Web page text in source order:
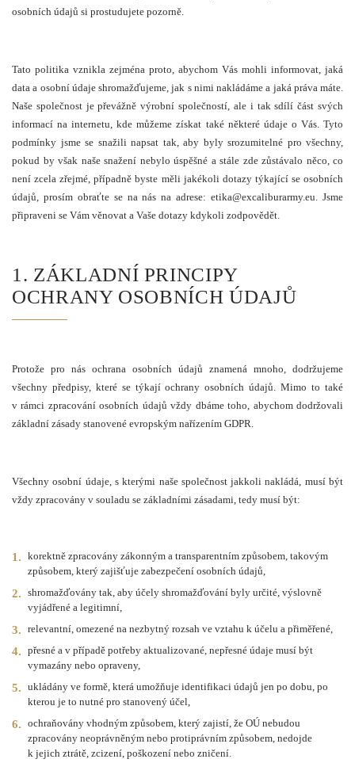
osobních údajů si prostudujete pozorně.
Tato politika vznikla zejména proto, abychom Vás mohli informovat, jaká
data a osobní údaje shromažďujeme, jak s nimi nakládáme a jaká práva máte.
Naše společnost je převážně výrobní společností, ale i tak sdílí část svých
informací na internetu, kde můžeme získat také některé údaje o Vás. Tyto
podmínky jsme se snažili napsat tak, aby byly srozumitelné pro všechny,
pokud by však naše snažení nebylo úspěšné a stále zde zůstávalo něco, co
není zcela zřejmé, případně byste měli jakékoli dotazy týkající se osobních
údajů, prosím obraťte se na nás na adrese:etika@excaliburarmy.eu. Jsme
připraveni se Vám věnovat a Vaše dotazy kdykoli zodpovědět.
1. ZÁKLADNÍ PRINCIPY
OCHRANY OSOBNÍCH ÚDAJŮ
Protože pro nás ochrana osobních údajů znamená mnoho, dodržujeme
všechny předpisy, které se týkají ochrany osobních údajů. Mimo to také
v rámci zpracování osobních údajů vždy dbáme toho, abychom dodržovali
základní zásady stanovené evropským nařízením GDPR.
Všechny osobní údaje, s kterými naše společnost jakkoli nakládá, musí být
vždy zpracovány v souladu se základními zásadami, tedy musí být:
korektně zpracovány zákonným a transparentním způsobem, takovým
způsobem, který zajišťuje zabezpečení osobních údajů,
shromažďovány tak, aby účely shromažďování byly určité, výslovně
vyjádřené a legitimní,
relevantní, omezené na nezbytný rozsah ve vztahu k účelu a přiměřené,
přesné a v případě potřeby aktualizované, nepřesné údaje musí být
vymazány nebo opraveny,
ukládány ve formě, která umožňuje identifikaci údajů jen po dobu, po
kterou je to nutné pro stanovený účel,
ochraňovány vhodným způsobem, který zajistí, že OÚ nebudou
zpracovány neoprávněným nebo protiprávním způsobem, nedojde
k jejich ztrátě, zcizení, poškození nebo zničení.